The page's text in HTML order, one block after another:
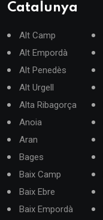
Catalunya
Alt Camp
Alt Empordà
Alt Penedès
Alt Urgell
Alta Ribagorça
Anoia
Aran
Bages
Baix Camp
Baix Ebre
Baix Empordà